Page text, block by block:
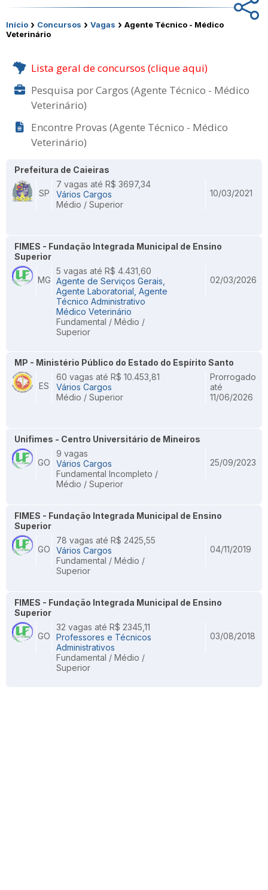
Início › Concursos › Vagas › Agente Técnico - Médico
Veterinário
Lista geral de concursos (clique aqui)
Pesquisa por Cargos (Agente Técnico - Médico
Veterinário)
Encontre Provas (Agente Técnico - Médico
Veterinário)
Prefeitura de Caieiras
SP
7 vagas até R$ 3697,34
Vários Cargos
Médio / Superior
10/03/2021
FIMES - Fundação Integrada Municipal de Ensino
Superior
MG
5 vagas até R$ 4.431,60
Agente de Serviços Gerais,
Agente Laboratorial, Agente
Técnico Administrativo
Médico Veterinário
Fundamental / Médio /
Superior
02/03/2026
MP - Ministério Público do Estado do Espírito Santo
ES
60 vagas até R$ 10.453,81
Vários Cargos
Médio / Superior
Prorrogado
até
11/06/2026
Unifimes - Centro Universitário de Mineiros
GO
9 vagas
Vários Cargos
Fundamental Incompleto /
Médio / Superior
25/09/2023
FIMES - Fundação Integrada Municipal de Ensino
Superior
GO
78 vagas até R$ 2425,55
Vários Cargos
Fundamental / Médio /
Superior
04/11/2019
FIMES - Fundação Integrada Municipal de Ensino
Superior
GO
32 vagas até R$ 2345,11
Professores e Técnicos
Administrativos
Fundamental / Médio /
Superior
03/08/2018